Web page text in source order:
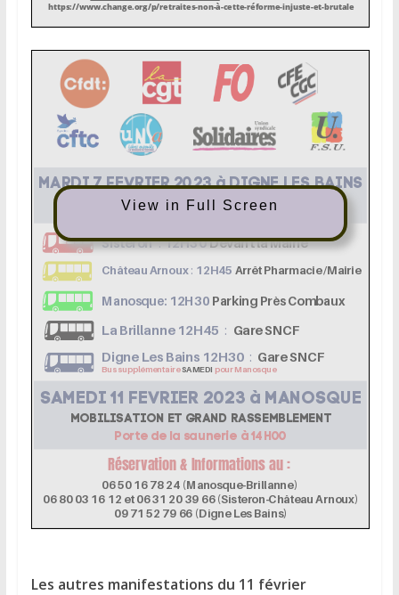
View in Full Screen
Les autres manifestations du 11 février